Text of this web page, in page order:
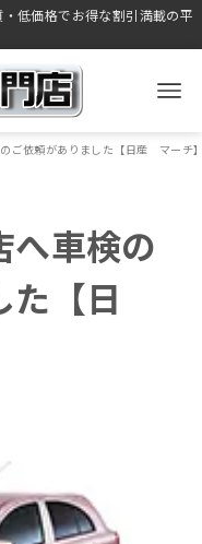
低価格でお得な割引満載の平
ご依頼がありました【日産 マーチ
へ車検の
た【日